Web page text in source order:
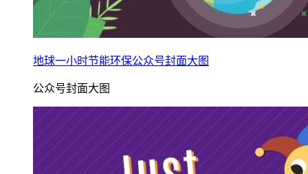
地球一小时节能环保公众号封面大图
公众号封面大图